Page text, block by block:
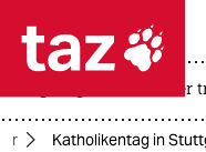
 taz
usa unter
Katholikentag in